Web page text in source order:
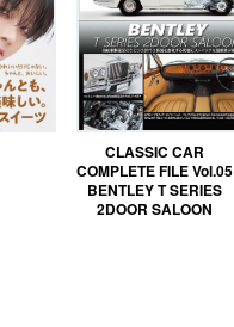
CLASSIC CAR
COMPLETE FILE Vol.05
BENTLEY T SERIES
2DOOR SALOON